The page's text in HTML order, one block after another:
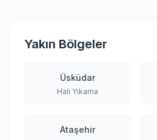
Yakın Bölgeler
Üsküdar
Halı Yıkama
Ataşehir